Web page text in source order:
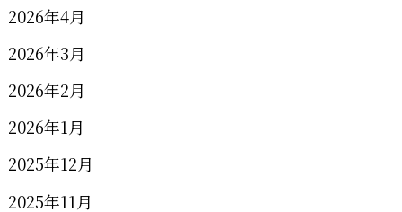
2026年4月
2026年3月
2026年2月
2026年1月
2025年12月
2025年11月